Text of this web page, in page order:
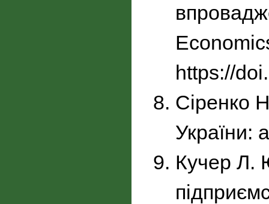
https://
Сіренко
України:
Кучер Л.